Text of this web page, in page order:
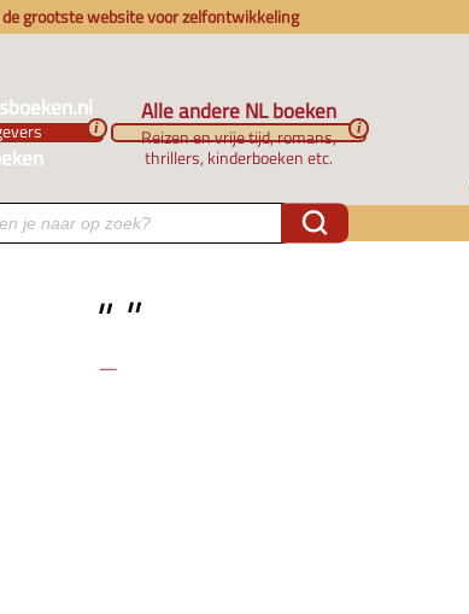
grootste website voor zelfontwikkeling
i
Alle andere NL boeken
Reizen en vrije tijd, romans,
thrillers, kinderboeken etc.
i